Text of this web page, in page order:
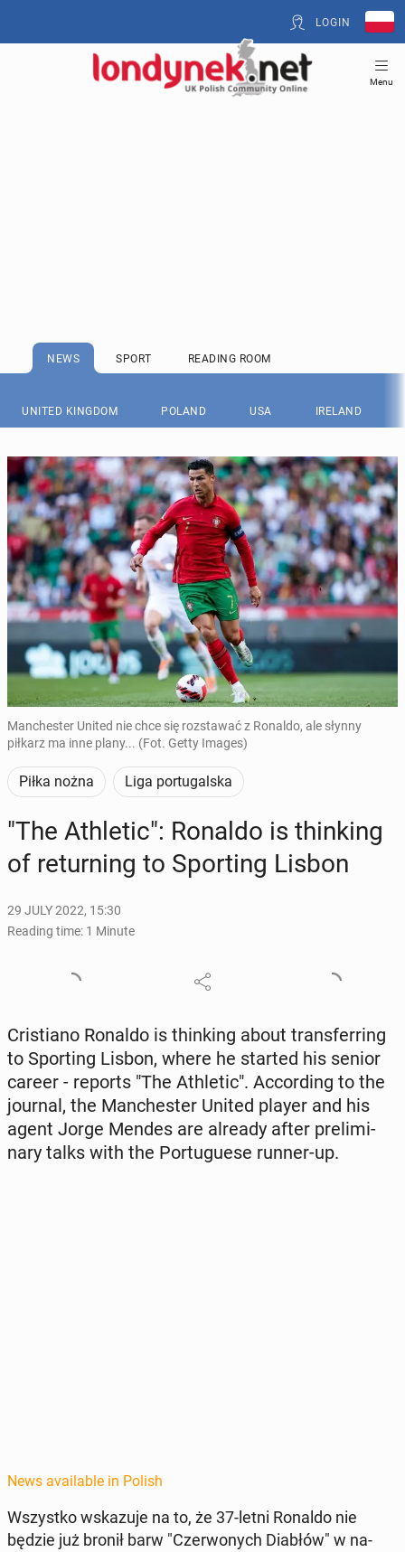
LOGIN
Menu
NEWS SPORT READING ROOM
UNITED KINGDOM POLAND USA IRELAND
Manchester United nie chce się rozstawać z Ronaldo, ale słynny
piłkarz ma inne plany... (Fot. Getty Images)
Piłka nożna Liga portugalska
"The Ath­let­ic": Ronaldo is think­ing
of re­turn­ing to Sport­ing Lisbon
29 JULY 2022, 15:30
Reading time: 1 Minute
Cris­tiano Ronaldo is think­ing about trans­fer­ring
to Sport­ing Lisbon, where he started his senior
career - reports "The Ath­let­ic". Ac­cord­ing to the
journal, the Man­ches­ter United player and his
agent Jorge Mendes are already after pre­lim­i­
nary talks with the Por­tuguese runner-up.
News available in Polish
Wszys­tko wskazu­je na to, że 37-letni Ronaldo nie
będzie już bronił barw "Cz­er­wonych Diabłów" w na­